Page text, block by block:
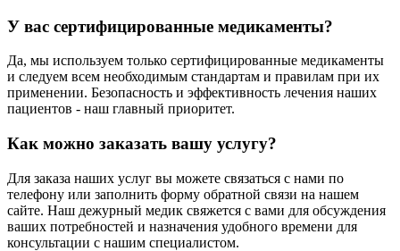
У вас сертифицированные медикаменты?
Да, мы используем только сертифицированные медикаменты
и следуем всем необходимым стандартам и правилам при их
применении. Безопасность и эффективность лечения наших
пациентов - наш главный приоритет.
Как можно заказать вашу услугу?
Для заказа наших услуг вы можете связаться с нами по
телефону или заполнить форму обратной связи на нашем
сайте. Наш дежурный медик свяжется с вами для обсуждения
ваших потребностей и назначения удобного времени для
консультации с нашим специалистом.